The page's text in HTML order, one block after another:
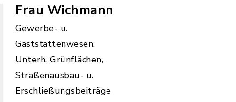
Frau Wichmann
Gewerbe- u.
Gaststättenwesen.
Unterh. Grünflächen,
Straßenausbau- u.
Erschließungsbeiträge